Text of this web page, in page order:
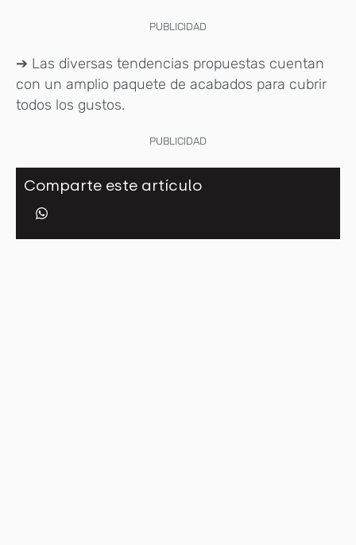
PUBLICIDAD
➔ Las diversas tendencias propuestas cuentan
con un amplio paquete de acabados para cubrir
todos los gustos.
PUBLICIDAD
Comparte este artículo